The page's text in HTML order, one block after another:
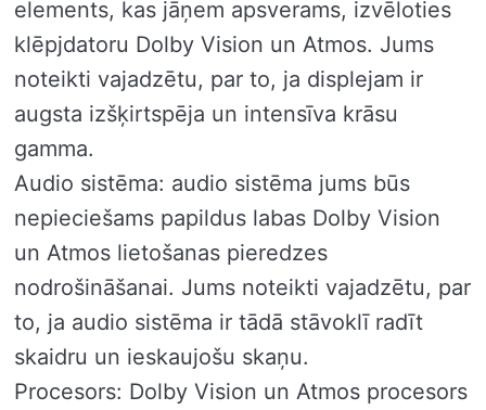
elements, kas jāņem apsverams, izvēloties
klēpjdatoru Dolby Vision un Atmos. Jums
noteikti vajadzētu, par to, ja displejam ir
augsta izšķirtspēja un intensīva krāsu
gamma.
Audio sistēma: audio sistēma jums būs
nepieciešams papildus labas Dolby Vision
un Atmos lietošanas pieredzes
nodrošināšanai. Jums noteikti vajadzētu, par
to, ja audio sistēma ir tādā stāvoklī radīt
skaidru un ieskaujošu skaņu.
Procesors: Dolby Vision un Atmos procesors